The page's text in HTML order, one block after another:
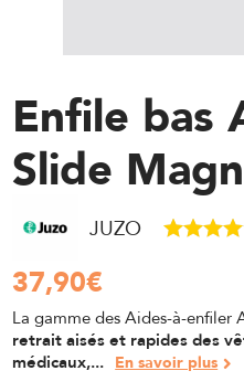
Enfile bas
Slide
JUZO
37,90€
La gamme des Aides-à-
retrait aisés et rapides des
médicaux,... En savoir plus